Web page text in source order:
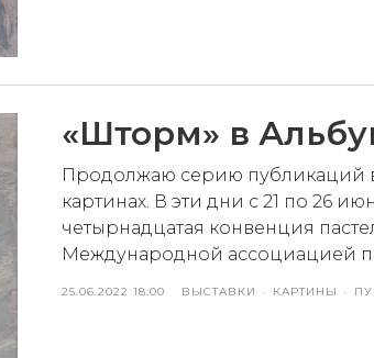
«Шторм» в
Продолжаю серию публикаций в
картинах. В эти дни с 21 по 26
четырнадцатая конвенция
Международной ассоциацией
25.06.2022 18:00 ВЫСТАВКИ КАРТИНЫ